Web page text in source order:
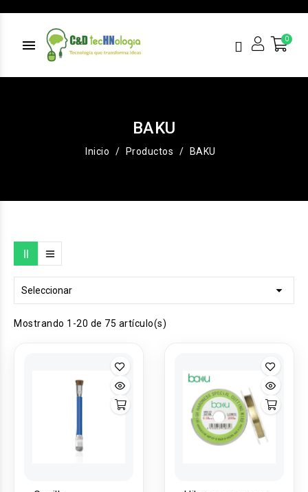
menu
BAKU
Inicio Productos BAKU
Seleccionar 
Mostrando 1-20 de 75 artículo(s)